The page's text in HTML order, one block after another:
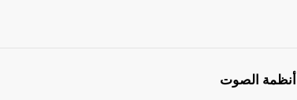
أنظمة الصوت